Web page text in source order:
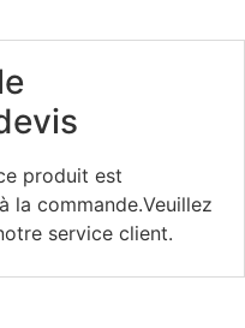
produit est
la commande.Veuillez
service client.